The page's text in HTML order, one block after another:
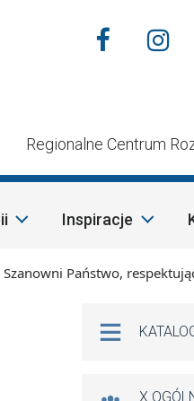
Nasze
Facebook
Regionalne Centrum
Inspiracje
Państwo, respektując
Na
X